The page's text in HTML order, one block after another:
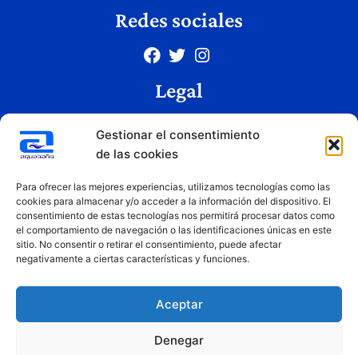
Gestionar el consentimiento
de las cookies
Para ofrecer las mejores experiencias, utilizamos tecnologías como las
cookies para almacenar y/o acceder a la información del dispositivo. El
consentimiento de estas tecnologías nos permitirá procesar datos como
el comportamiento de navegación o las identificaciones únicas en este
sitio. No consentir o retirar el consentimiento, puede afectar
negativamente a ciertas características y funciones.
Aceptar
Denegar
Redes sociales
Legal
Política de privacidad
Condiciones de uso
Copyright © 2026 Aquabaño | Todos los derechos reservados
Diseñado porInnovation Studio